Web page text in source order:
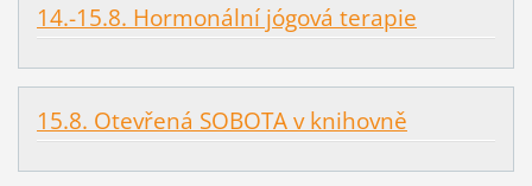
14.-15.8. Hormonální jógová terapie
15.8. Otevřená SOBOTA v knihovně